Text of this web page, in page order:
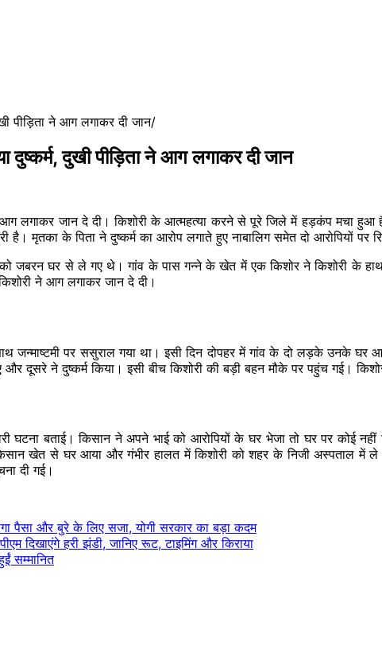
पीड़िता ने आग लगाकर दी जान
दुष्कर्म, दुखी पीड़िता ने आग लगाकर दी जान
आग लगाकर जान दे दी। किशोरी के आत्महत्या करने से पूरे जिले में हड़कंप मचा
है। मृतका के पिता ने दुष्कर्म का आरोप लगाते हुए नाबालिग समेत दो आरोपियों पर
को जबरन घर से ले गए थे। गांव के पास गन्ने के खेत में एक किशोर ने किशोरी के
ने आग लगाकर जान दे दी।
जन्माष्टमी पर ससुराल गया था। इसी दिन दोपहर में गांव के दो लड़के उनके घर
दूसरे ने दुष्कर्म किया। इसी बीच किशोरी की बड़ी बहन मौके पर पहुंच गई।
घटना बताई। किसान ने अपने भाई को आरोपियों के घर भेजा तो घर पर कोई
खेत से घर आया और गंभीर हालत में किशोरी को शहर के निजी अस्पताल
दी गई।
पैसा और बुरे के लिए सजा, योगी सरकार का बड़ा कदम
दिखाएंगे हरी झंडी, जानिए रूट, टाइमिंग और किराया
सम्मानित